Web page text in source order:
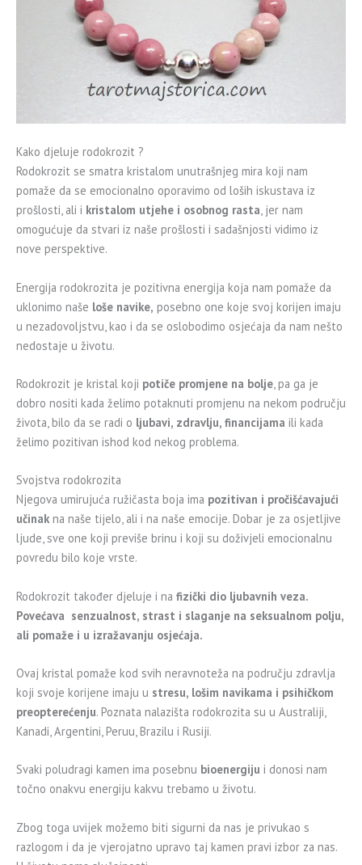
Kako djeluje rodokrozit ?
Rodokrozit se smatra kristalom unutrašnjeg mira koji nam
pomaže da se emocionalno oporavimo od loših iskustava iz
prošlosti, ali i kristalom utjehe i osobnog rasta, jer nam
omogućuje da stvari iz naše prošlosti i sadašnjosti vidimo iz
nove perspektive.
Energija rodokrozita je pozitivna energija koja nam pomaže da
uklonimo naše loše navike, posebno one koje svoj korijen imaju
u nezadovoljstvu, kao i da se oslobodimo osjećaja da nam nešto
nedostaje u životu.
Rodokrozit je kristal koji potiče promjene na bolje, pa ga je
dobro nositi kada želimo potaknuti promjenu na nekom području
života, bilo da se radi o ljubavi, zdravlju, financijama ili kada
želimo pozitivan ishod kod nekog problema.
Svojstva rodokrozita
Njegova umirujuća ružičasta boja ima pozitivan i pročišćavajući
učinak na naše tijelo, ali i na naše emocije. Dobar je za osjetljive
ljude, sve one koji previše brinu i koji su doživjeli emocionalnu
povredu bilo koje vrste.
Rodokrozit također djeluje i na fizički dio ljubavnih veza.
Povećava senzualnost, strast i slaganje na seksualnom polju,
ali pomaže i u izražavanju osjećaja.
Ovaj kristal pomaže kod svih neravnoteža na području zdravlja
koji svoje korijene imaju u stresu, lošim navikama i psihičkom
preopterećenju. Poznata nalazišta rodokrozita su u Australiji,
Kanadi, Argentini, Peruu, Brazilu i Rusiji.
Svaki poludragi kamen ima posebnu bioenergiju i donosi nam
točno onakvu energiju kakvu trebamo u životu.
Zbog toga uvijek možemo biti sigurni da nas je privukao s
razlogom i da je vjerojatno upravo taj kamen pravi izbor za nas.